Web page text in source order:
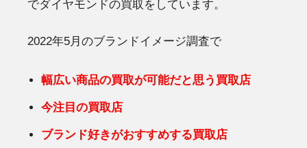
でダイヤモンドの買取をしています。
2022年5月のブランドイメージ調査で
幅広い商品の買取が可能だと思う買取店
今注目の買取店
ブランド好きがおすすめする買取店